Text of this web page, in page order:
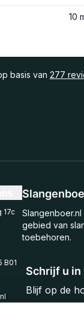
10
basis van 277
Schrijf u
Blijf op de
gebied van
toebehoren.
17c
B01